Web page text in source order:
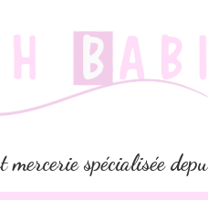
mercerie spécialisée